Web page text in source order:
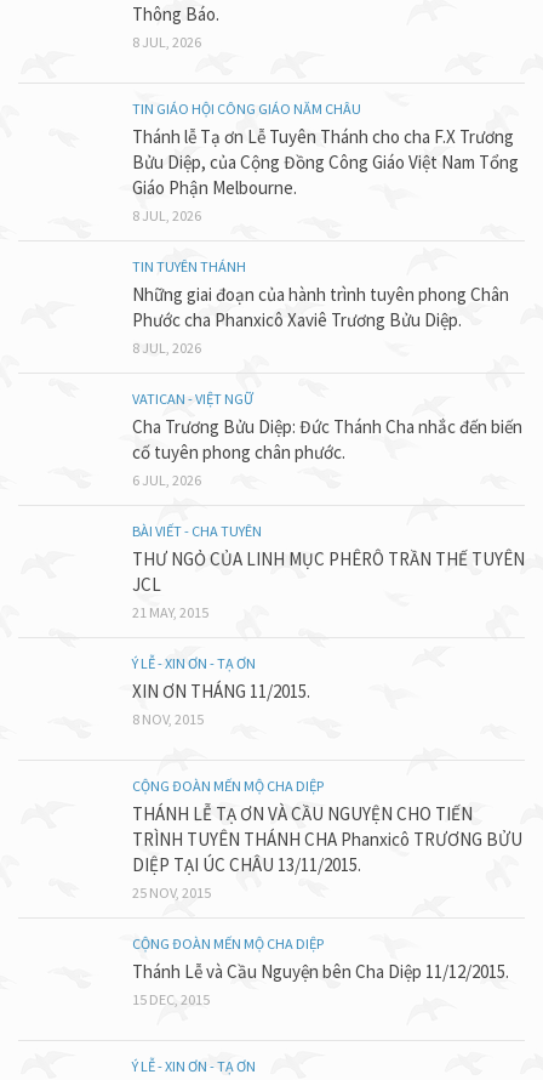
Thông Báo.
8 JUL, 2026
TIN GIÁO HỘI CÔNG GIÁO NĂM CHÂU
Thánh lễ Tạ ơn Lễ Tuyên Thánh cho cha F.X Trương
Bửu Diệp, của Cộng Đồng Công Giáo Việt Nam Tổng
Giáo Phận Melbourne.
8 JUL, 2026
TIN TUYÊN THÁNH
Những giai đoạn của hành trình tuyên phong Chân
Phước cha Phanxicô Xaviê Trương Bửu Diệp.
8 JUL, 2026
VATICAN - VIỆT NGỮ
Cha Trương Bửu Diệp: Đức Thánh Cha nhắc đến biến
cố tuyên phong chân phước.
6 JUL, 2026
BÀI VIẾT - CHA TUYÊN
THƯ NGỎ CỦA LINH MỤC PHÊRÔ TRẦN THẾ TUYÊN
JCL
21 MAY, 2015
Ý LỄ - XIN ƠN - TẠ ƠN
XIN ƠN THÁNG 11/2015.
8 NOV, 2015
CỘNG ĐOÀN MẾN MỘ CHA DIỆP
THÁNH LỄ TẠ ƠN VÀ CẦU NGUYỆN CHO TIẾN
TRÌNH TUYÊN THÁNH CHA Phanxicô TRƯƠNG BỬU
DIỆP TẠI ÚC CHÂU 13/11/2015.
25 NOV, 2015
CỘNG ĐOÀN MẾN MỘ CHA DIỆP
Thánh Lễ và Cầu Nguyện bên Cha Diệp 11/12/2015.
15 DEC, 2015
Ý LỄ - XIN ƠN - TẠ ƠN